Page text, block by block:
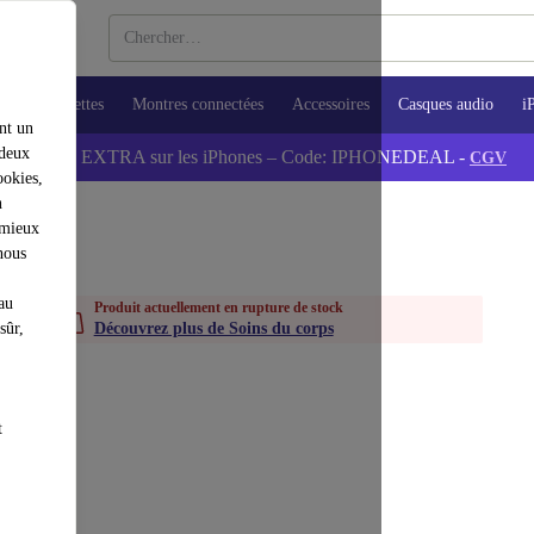
un
Tablettes Montres connectées Accessoires Casques audio
💰-5% EXTRA sur les iPhones – Code: IPHONEDEAL - CGV
Produit actuellement en rupture de stock
Découvrez plus de Soins du corps